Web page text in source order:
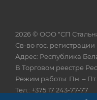
2026 © ООО "СП
Св-во гос.
Адрес: Республика
В Торговом реестре
Режим работы: Пн. – Пт.:
Тел.: +375 17 243-77-77